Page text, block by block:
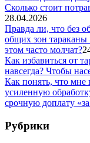
Сколько стоит
28.04.2026
Правда ли, что без
общих зон тараканы
этом часто молчат?
Как избавиться от
навсегда? Чтобы
Как понять, что мне
усиленную
срочную доплату
Рубрики